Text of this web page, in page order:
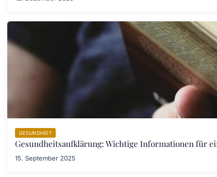
GESUNDHEIT
Gesundheitsaufklärung: Wichtige Informationen für
15. September 2025